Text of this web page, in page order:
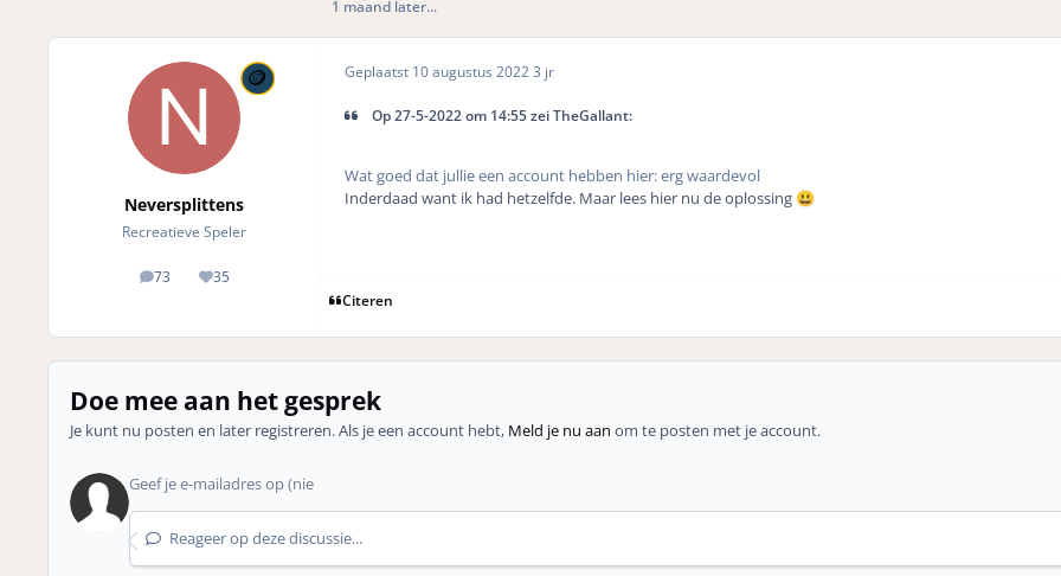
1 maand later...
Neversplittens
Recreatieve Speler
73
posts 35
Reputation
Geplaatst 10 augustus 20223 jr
Op 27-5-2022 om 14:55 zei TheGallant:
Wat goed dat jullie een account hebben hier: erg waardevol
Inderdaad want ik had hetzelfde. Maar lees hier nu de oplossing 😃
Citeren
Doe mee aan het gesprek
Je kunt nu posten en later registreren. Als je een account hebt, Meld je nu aan om te posten met je account.
Reageer op deze discussie...